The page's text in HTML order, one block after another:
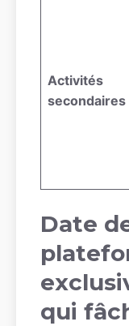
Activités
secondaires
Date
qui